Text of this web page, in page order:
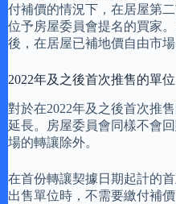
付補價的情況下，在居屋第
位予房屋委員會提名的買家
後，在居屋已補地價自由市場
2022年及之後首次推售的單位
對於在2022年及之後首次推
延長。房屋委員會同樣不會
場的轉讓除外。
在首份轉讓契據日期起計的
出售單位時，不需要繳付補